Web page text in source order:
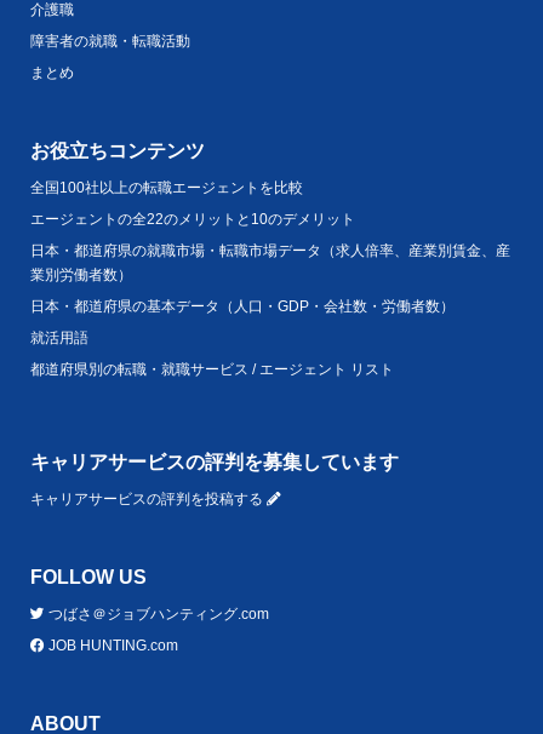
介護職
障害者の就職・転職活動
まとめ
お役立ちコンテンツ
全国100社以上の転職エージェントを比較
エージェントの全22のメリットと10のデメリット
日本・都道府県の就職市場・転職市場データ（求人倍率、産業別賃金、産
業別労働者数）
日本・都道府県の基本データ（人口・GDP・会社数・労働者数）
就活用語
都道府県別の転職・就職サービス / エージェント リスト
キャリアサービスの評判を募集しています
キャリアサービスの評判を投稿する
FOLLOW US
つばさ＠ジョブハンティング.com
JOB HUNTING.com
ABOUT